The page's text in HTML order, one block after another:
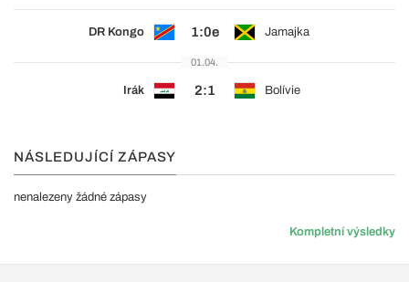
DR Kongo 1:0e Jamajka
01.04.
Irák 2:1 Bolívie
NÁSLEDUJÍCÍ ZÁPASY
nenalezeny žádné zápasy
Kompletní výsledky